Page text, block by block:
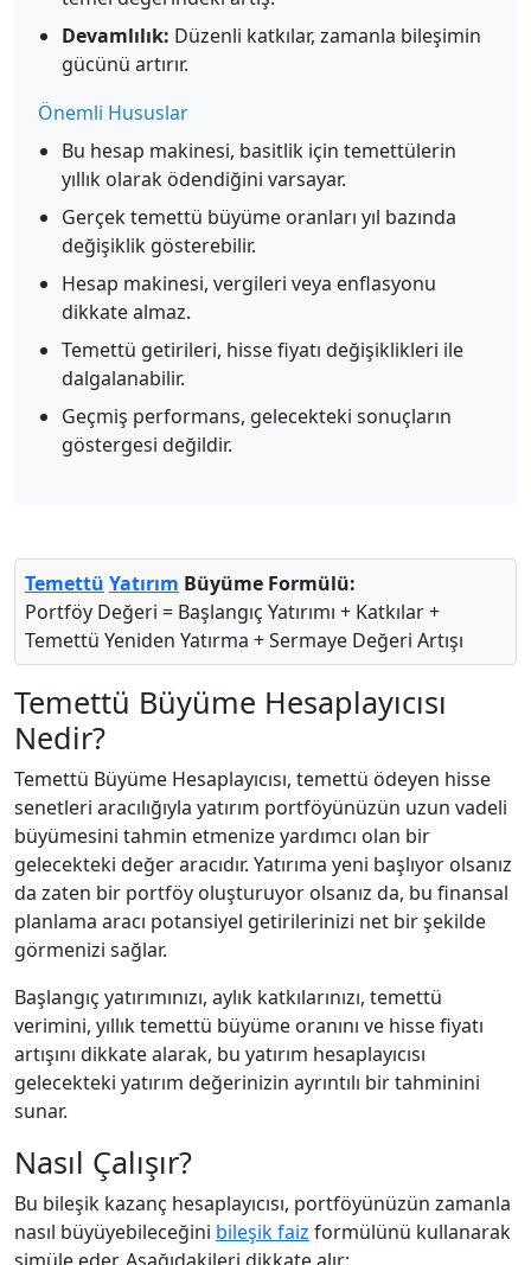
Devamlılık: Düzenli katkılar, zamanla bileşimin
gücünü artırır.
Önemli Hususlar
Bu hesap makinesi, basitlik için temettülerin
yıllık olarak ödendiğini varsayar.
Gerçek temettü büyüme oranları yıl bazında
değişiklik gösterebilir.
Hesap makinesi, vergileri veya enflasyonu
dikkate almaz.
Temettü getirileri, hisse fiyatı değişiklikleri ile
dalgalanabilir.
Geçmiş performans, gelecekteki sonuçların
göstergesi değildir.
Temettü Yatırım Büyüme Formülü:
Portföy Değeri = Başlangıç Yatırımı + Katkılar +
Temettü Yeniden Yatırma + Sermaye Değeri Artışı
Temettü Büyüme Hesaplayıcısı
Nedir?
Temettü Büyüme Hesaplayıcısı, temettü ödeyen hisse
senetleri aracılığıyla yatırım portföyünüzün uzun vadeli
büyümesini tahmin etmenize yardımcı olan bir
gelecekteki değer aracıdır. Yatırıma yeni başlıyor olsanız
da zaten bir portföy oluşturuyor olsanız da, bu finansal
planlama aracı potansiyel getirilerinizi net bir şekilde
görmenizi sağlar.
Başlangıç yatırımınızı, aylık katkılarınızı, temettü
verimini, yıllık temettü büyüme oranını ve hisse fiyatı
artışını dikkate alarak, bu yatırım hesaplayıcısı
gelecekteki yatırım değerinizin ayrıntılı bir tahminini
sunar.
Nasıl Çalışır?
Bu bileşik kazanç hesaplayıcısı, portföyünüzün zamanla
nasıl büyüyebileceğini bileşik faiz formülünü kullanarak